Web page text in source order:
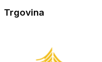
Trgovina